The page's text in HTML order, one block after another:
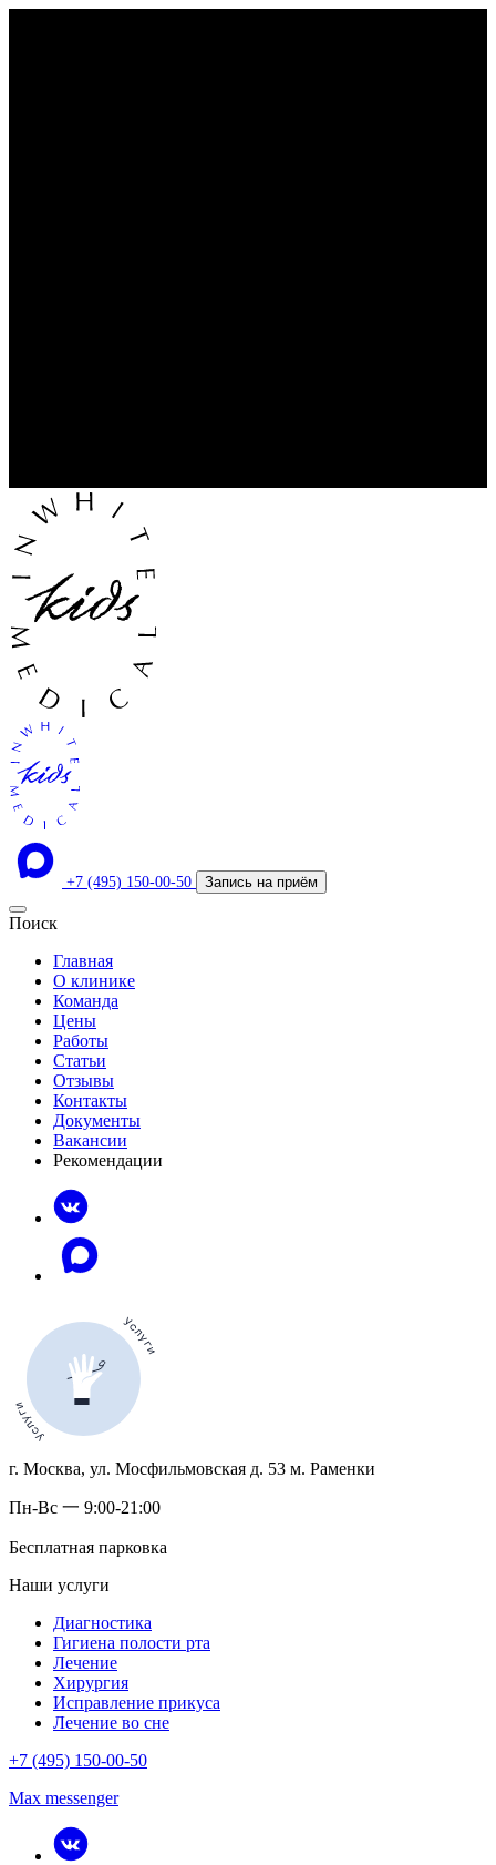
+7 (495) 150-00-50 Запись на приём
Поиск
Главная
О клинике
Команда
Цены
Работы
Статьи
Отзывы
Контакты
Документы
Вакансии
Рекомендации
г. Москва, ул. Мосфильмовская д. 53 м. Раменки
Пн-Вс 一 9:00-21:00
Бесплатная парковка
Наши услуги
Диагностика
Гигиена полости рта
Лечение
Хирургия
Исправление прикуса
Лечение во сне
+7 (495) 150-00-50
Max messenger